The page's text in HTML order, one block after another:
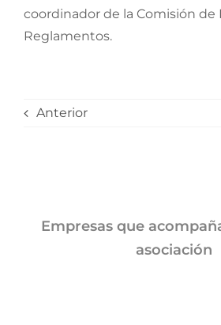
coordinador de la Comisión de
Reglamentos.
Anterior
Empresas que
asociación